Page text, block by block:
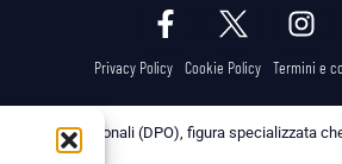
Privacy Policy Cookie Policy Termini e
dei Dati Personali (DPO), figura specializzata